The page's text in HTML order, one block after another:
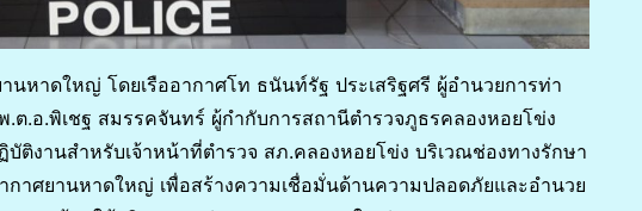
หาดใหญ่ โดยเรืออากาศโท ธนันท์รัฐ ประเสริฐศรี ผู้อำนวยการท่า
.อ.พิเชฐ สมรรคจันทร์ ผู้กำกับการสถานีตำรวจภูธรคลองหอยโข่ง
ติงานสำหรับเจ้าหน้าที่ตำรวจ สภ.คลองหอยโข่ง บริเวณช่องทางรักษา
กาศยานหาดใหญ่ เพื่อสร้างความเชื่อมั่นด้านความปลอดภัยและอำนวย